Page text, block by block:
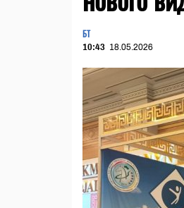
БТ
10:43 18.05.2026